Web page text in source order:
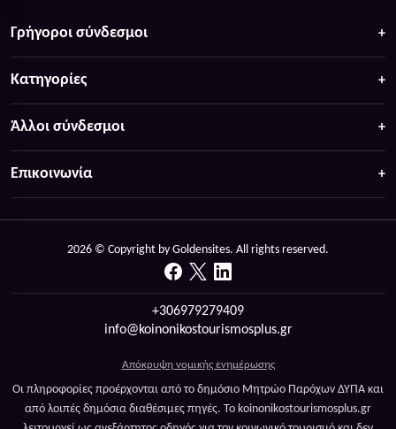
Γρήγοροι σύνδεσμοι
Κατηγορίες
Άλλοι σύνδεσμοι
Επικοινωνία
2026 © Copyright by Goldensites. All rights reserved.
+306979279409
info@koinonikostourismosplus.gr
Απόκρυψη νομικής ενημέρωσης
Οι πληροφορίες προέρχονται από το δημόσιο Μητρώο Παρόχων ΔΥΠΑ και
από λοιπές δημόσια διαθέσιμες πηγές. Το koinonikostourismosplus.gr